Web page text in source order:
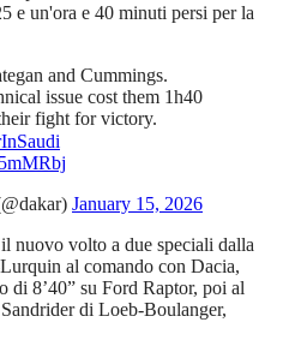
e un'ora e 40 minuti persi per la
and Cummings.
issue cost them 1h40
fight for victory.
January 15, 2026
nuovo volto a due speciali dalla
al comando con Dacia,
di 8’40” su Ford Raptor, poi al
di Loeb-Boulanger,